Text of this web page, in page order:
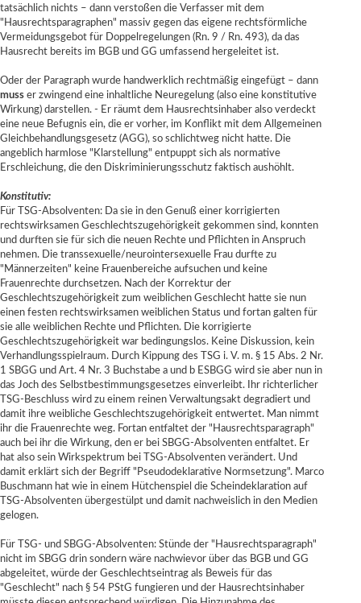
tatsächlich nichts – dann verstoßen die Verfasser mit dem
"Hausrechtsparagraphen" massiv gegen das eigene rechtsförmliche
Vermeidungsgebot für Doppelregelungen (Rn. 9 / Rn. 493), da das
Hausrecht bereits im BGB und GG umfassend hergeleitet ist.
Oder der Paragraph wurde handwerklich rechtmäßig eingefügt – dann
muss er zwingend eine inhaltliche Neuregelung (also eine konstitutive
Wirkung) darstellen. - Er räumt dem Hausrechtsinhaber also verdeckt
eine neue Befugnis ein, die er vorher, im Konflikt mit dem Allgemeinen
Gleichbehandlungsgesetz (AGG), so schlichtweg nicht hatte. Die
angeblich harmlose "Klarstellung" entpuppt sich als normative
Erschleichung, die den Diskriminierungsschutz faktisch aushöhlt.
Konstitutiv:
Für
TSG-Absolventen: Da sie in den Genuß einer korrigierten
rechtswirksamen Geschlechtszugehörigkeit gekommen sind, konnten
und durften sie für sich die neuen Rechte und Pflichten in Anspruch
nehmen. Die transsexuelle/neurointersexuelle Frau durfte zu
"Männerzeiten" keine Frauenbereiche aufsuchen und keine
Frauenrechte durchsetzen. Nach der Korrektur der
Geschlechtszugehörigkeit zum weiblichen Geschlecht hatte sie nun
einen festen rechtswirksamen weiblichen Status und fortan galten für
sie alle weiblichen Rechte und Pflichten. Die korrigierte
Geschlechtszugehörigkeit war bedingungslos. Keine Diskussion, kein
Verhandlungsspielraum. Durch Kippung des TSG i. V. m. § 15 Abs. 2 Nr.
1 SBGG und Art. 4 Nr. 3 Buchstabe a und b ESBGG wird sie aber nun in
das Joch des Selbstbestimmungsgesetzes einverleibt. Ihr richterlicher
TSG-Beschluss wird zu einem reinen Verwaltungsakt degradiert und
damit ihre weibliche Geschlechtszugehörigkeit entwertet. Man nimmt
ihr die Frauenrechte weg. Fortan entfaltet der "Hausrechtsparagraph"
auch bei ihr die Wirkung, den er bei SBGG-Absolventen entfaltet. Er
hat also sein Wirkspektrum bei TSG-Absolventen verändert. Und
damit erklärt sich der Begriff "Pseudodeklarative Normsetzung". Marco
Buschmann hat wie in einem Hütchenspiel die Scheindeklaration auf
TSG-Absolventen übergestülpt und damit nachweislich in den Medien
gelogen.
Für TSG- und SBGG-Absolventen: Stünde der "Hausrechtsparagraph"
nicht im SBGG drin sondern wäre nachwievor über das BGB und GG
abgeleitet, würde der Geschlechtseintrag als Beweis für das
"Geschlecht" nach § 54 PStG fungieren und der Hausrechtsinhaber